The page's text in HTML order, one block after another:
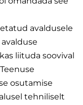
avaldusele
liituda soovival
osutamise
tehniliselt